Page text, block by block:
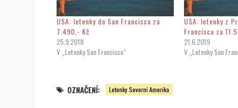
USA: letenky do San Francisca za
7.490,- Kč
25.9.2018
V „Letenky San Francisco“
USA: letenky z
Francisca za
21.6.2019
V „Letenky San
OZNAČENÍ: Letenky Severní Amerika